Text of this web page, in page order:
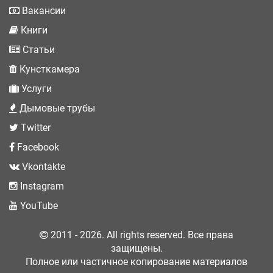
Вакансии
Книги
Статьи
Кунсткамера
Услуги
Дымовые трубы
Twitter
Facebook
Vkontakte
Instagram
YouTube
2011 - 2026. All rights reserved. Все права
защищены.
Полное или частичное копирование материалов